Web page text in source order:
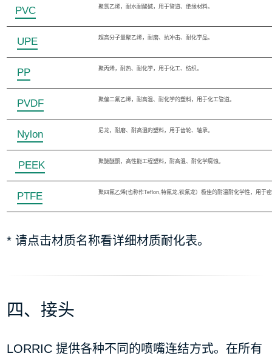
PVC 聚氯乙烯，耐水耐酸碱，用于管道、绝缘材料。
UPE 超高分子量聚乙烯，耐磨、抗冲击、耐化学品。
PP 聚丙烯，耐热、耐化学，用于化工、纺织。
PVDF 聚偏二氟乙烯，耐高温、耐化学的塑料，用于化工管道。
Nylon 尼龙，耐磨、耐高温的塑料，用于齿轮、轴承。
PEEK 聚醚醚酮，高性能工程塑料，耐高温、耐化学腐蚀。
PTFE 聚四氟乙烯(也称作Teflon,特氟龙,铁氟龙）极佳的耐温耐化学性，用于
* 请点击材质名称看详细材质耐化表。
四、接头
LORRIC 提供各种不同的喷嘴连结方式。在所有